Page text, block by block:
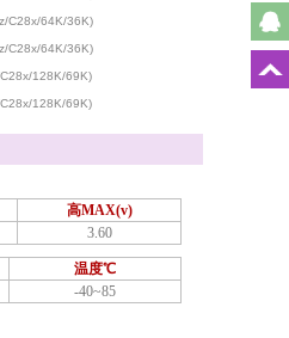
C28x/64K/36K)
C28x/64K/36K)
128K/69K)
128K/69K)
高MAX(v)
3.60
温度℃
-40~85